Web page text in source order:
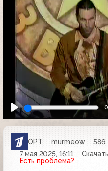
ОРТ murmeow
586
7 мая 2025, 16:11
Скачать
Есть проблема?